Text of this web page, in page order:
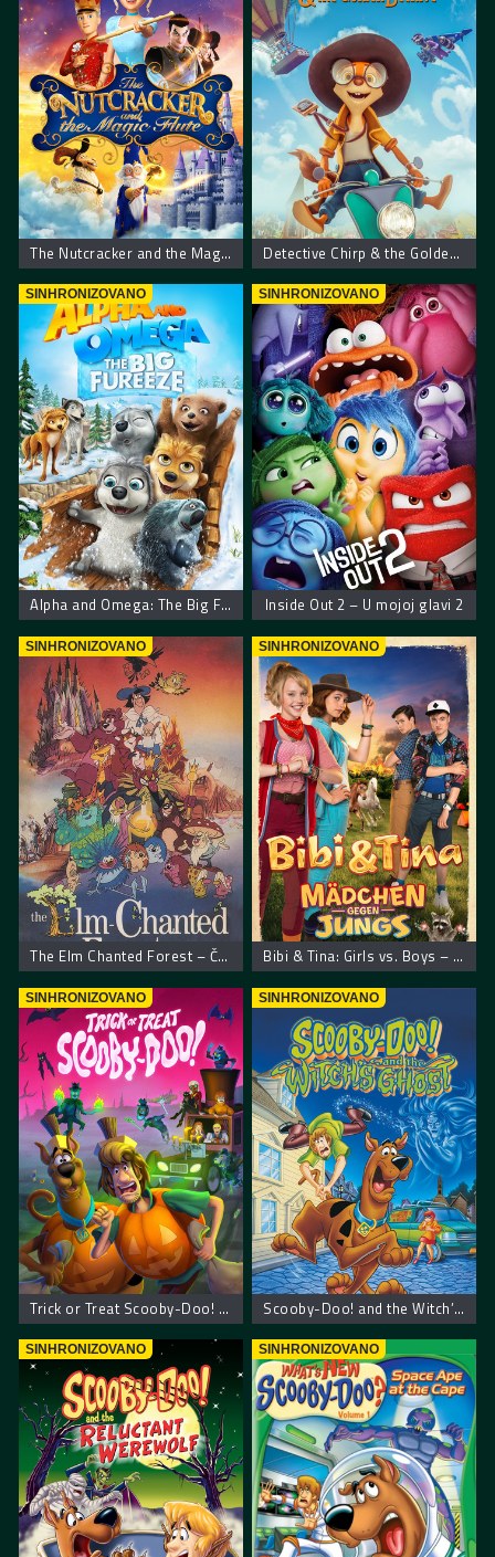
The Nutcracker and the Magic Flute – Krcko Oraščić i magična flauta Detective Chirp & the Golden Beehive – Detektiv Cvrle i zlatna košnica
SINHRONIZOVANO
Alpha and Omega: The Big Fureeze – Alfa i Omega: Veliko smrzavanje
SINHRONIZOVANO
Inside Out 2 – U mojoj glavi 2
SINHRONIZOVANO
The Elm Chanted Forest – Čudesna šuma
SINHRONIZOVANO
Bibi & Tina: Girls vs. Boys – Bibi i Tina: Devojčice protiv dečaka
SINHRONIZOVANO
Trick or Treat Scooby-Doo! – Scooby Doo! Prevari ili počasti
SINHRONIZOVANO
Scooby-Doo! and the Witch’s Ghost – Scooby Doo! Veštičin duh
SINHRONIZOVANO SINHRONIZOVANO